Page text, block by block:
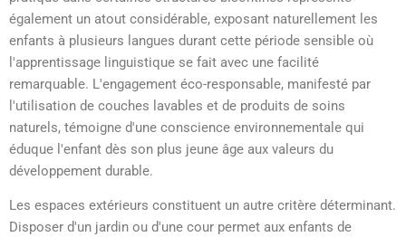
également un atout considérable, exposant naturellement les
enfants à plusieurs langues durant cette période sensible où
l'apprentissage linguistique se fait avec une facilité
remarquable. L'engagement éco-responsable, manifesté par
l'utilisation de couches lavables et de produits de soins
naturels, témoigne d'une conscience environnementale qui
éduque l'enfant dès son plus jeune âge aux valeurs du
développement durable.
Les espaces extérieurs constituent un autre critère déterminant.
Disposer d'un jardin ou d'une cour permet aux enfants de